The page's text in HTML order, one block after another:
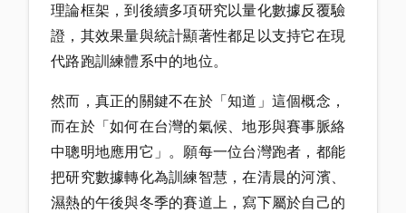
理論框架，到後續多項研究以量化數據反覆驗
證，其效果量與統計顯著性都足以支持它在現
代路跑訓練體系中的地位。
然而，真正的關鍵不在於「知道」這個概念，
而在於「如何在台灣的氣候、地形與賽事脈絡
中聰明地應用它」。願每一位台灣跑者，都能
把研究數據轉化為訓練智慧，在清晨的河濱、
濕熱的午後與冬季的賽道上，寫下屬於自己的